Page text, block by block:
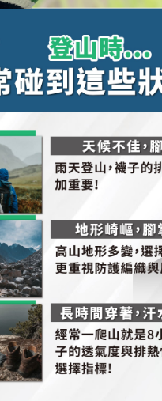
transaksi atau jika tidak lulus
yang tidak lulus, ini
mencukupi, tiada penjelasan
diberikan.
Kaedah Pembayaran】
ansuran tidak digabungkan dalam
tarikh penyelesaian bulanan.
SMS untuk membuka bil, anda
"Kod bar kedai serbaneka /
bank / Pembayaran J街口 /
】
ini disediakan oleh "Taiwan Mobile
pengguna membeli produk atau
ini semasa transaksi, dan kedai akan
jual/beli ansuran kepada syarikat ini
bil syarikat ini.
tujuan kontrak persetujuan
Ansuran Gogo", kedai akan
nama, telefon atau alamat) kepada
pemprosesan dan penggunaan,
pembetulan data yang diperlukan